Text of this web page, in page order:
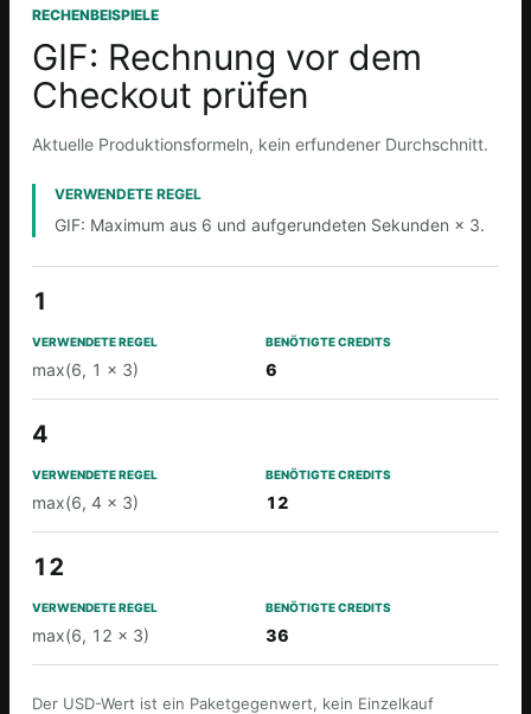
RECHENBEISPIELE
GIF: Rechnung vor dem
Checkout prüfen
Aktuelle Produktionsformeln, kein erfundener Durchschnitt.
VERWENDETE REGEL
GIF: Maximum aus 6 und aufgerundeten Sekunden × 3.
1
max(6, 1 × 3) 6
4
max(6, 4 × 3) 12
12
max(6, 12 × 3) 36
Der USD-Wert ist ein Paketgegenwert, kein Einzelkauf